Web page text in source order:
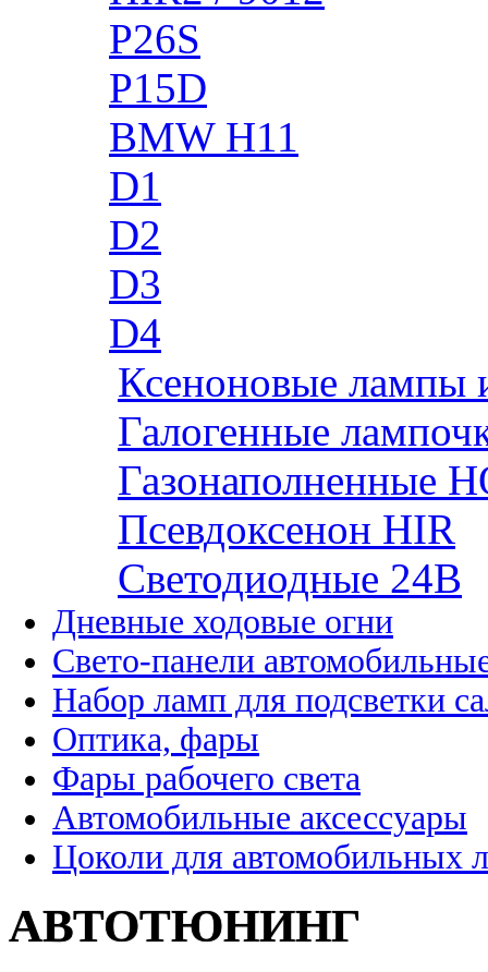
P26S
P15D
BMW H11
D1
D2
D3
D4
Ксеноновые лампы
Галогенные
Газонаполненные
Псевдоксенон HIR
Cветодиодные 24B
Дневные ходовые огни
Свето-панели
Набор ламп для подсветки
Оптика, фары
Фары рабочего света
Автомобильные аксессуары
Цоколи для автомобильных
АВТОТЮНИНГ